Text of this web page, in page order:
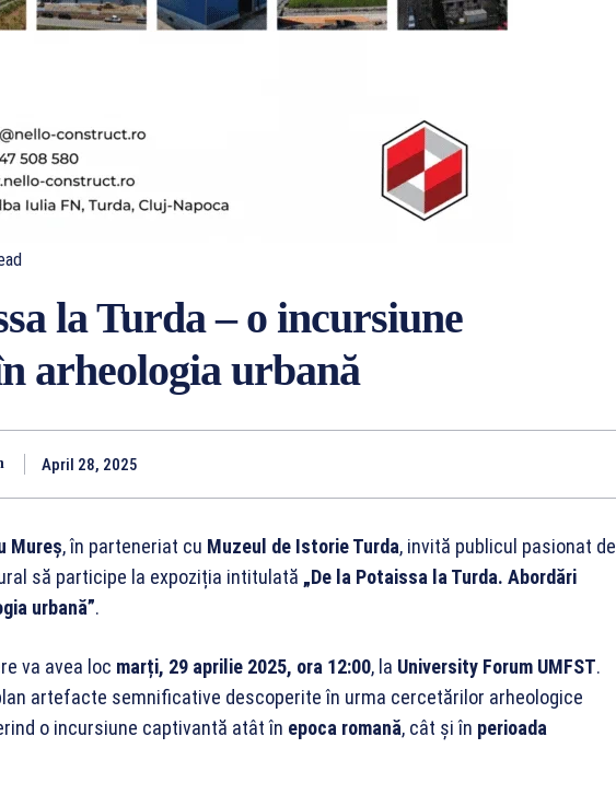
la Turda – o incursiune
arheologia urbană
April 28, 2025
Mureș, în parteneriat cu Muzeul de Istorie Turda, invită publicul pasionat de
să participe la expoziția intitulată „De la Potaissa la Turda. Abordări
urbană”.
va avea loc marți, 29 aprilie 2025, ora 12:00, la University Forum UMFST.
artefacte semnificative descoperite în urma cercetărilor arheologice
o incursiune captivantă atât în epoca romană, cât și în perioada